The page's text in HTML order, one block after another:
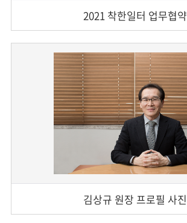
2021 착한일터 업무협약
김상규 원장 프로필 사진